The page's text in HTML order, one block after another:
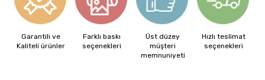
Garantili ve
Kaliteli ürünler
Farklı baskı
seçenekleri
Üst düzey
müşteri
memnuniyeti
Hızlı teslimat
seçenekleri